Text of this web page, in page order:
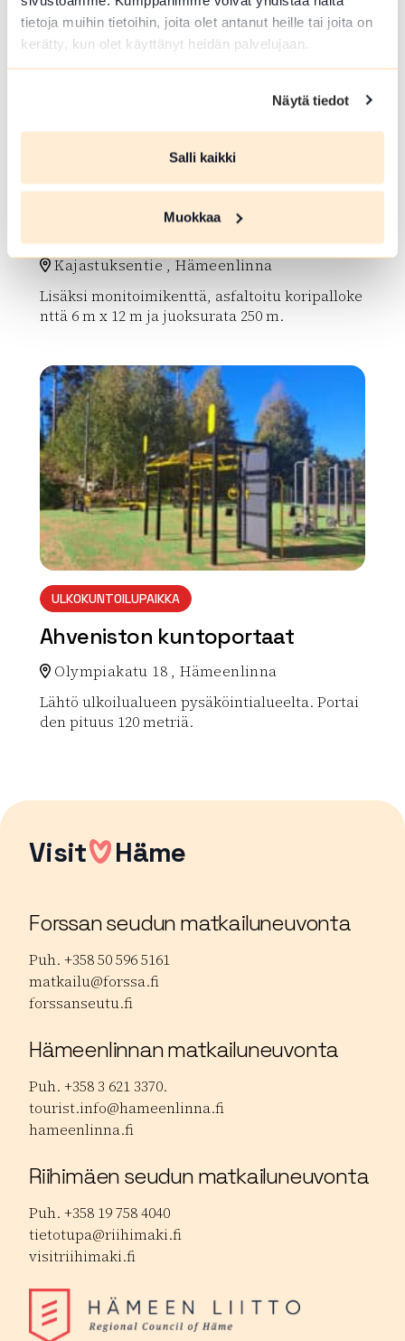
tietoja muihin tietoihin, joita olet antanut heille tai joita on
kerätty, kun olet käyttänyt heidän palvelujaan.
Näytä tiedot
Salli kaikki
Muokkaa
Heratuksentie 92 , Loppi
Lue lisää luontokohteesta Heratuksen uimapaikka
LUISTELUKENTTÄ
Luolajan koulun luistelukenttä
Kajastuksentie , Hämeenlinna
Lisäksi monitoimikenttä, asfaltoitu koripalloke
nttä 6 m x 12 m ja juoksurata 250 m.
array(0) { }
ULKOKUNTOILUPAIKKA
Ahveniston kuntoportaat
Olympiakatu 18 , Hämeenlinna
Lähtö ulkoilualueen pysäköintialueelta. Portai
den pituus 120 metriä.
Visit Häme
Forssan seudun matkailuneuvonta
Puh. +358 50 596 5161
matkailu@forssa.fi
forssanseutu.fi
Hämeenlinnan matkailuneuvonta
Puh. +358 3 621 3370.
tourist.info@hameenlinna.fi
hameenlinna.fi
Riihimäen seudun matkailuneuvonta
Puh. +358 19 758 4040
tietotupa@riihimaki.fi
visitriihimaki.fi